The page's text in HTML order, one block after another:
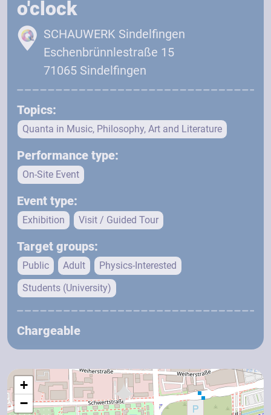
o'clock
SCHAUWERK Sindelfingen
Eschenbrünnlestraße 15
71065 Sindelfingen
Topics:
Quanta in Music, Philosophy, Art and Literature
Performance type:
On-Site Event
Event type:
Exhibition Visit / Guided Tour
Target groups:
Public Adult
Physics-Interested
Students (University)
Chargeable
+
−